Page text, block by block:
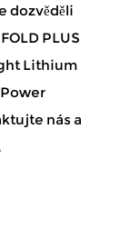
dozvěděli
PLUS
Lithium
nás a